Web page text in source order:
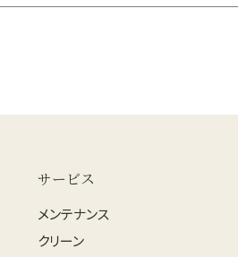
サービス
メンテナンス
クリーン